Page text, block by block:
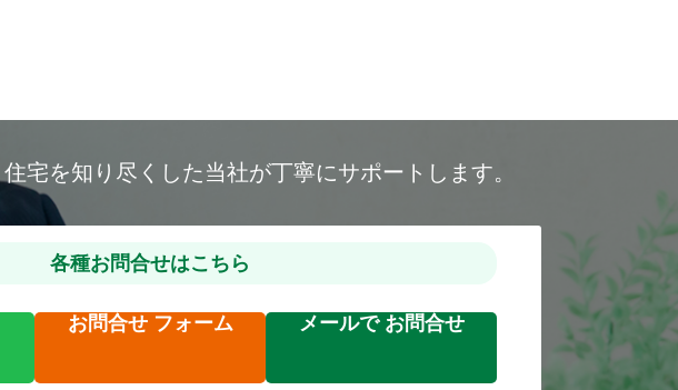
住宅を知り尽くした当社が丁寧にサポートします。
各種お問合せはこちら
お問合せ フォーム メールで お問合せ